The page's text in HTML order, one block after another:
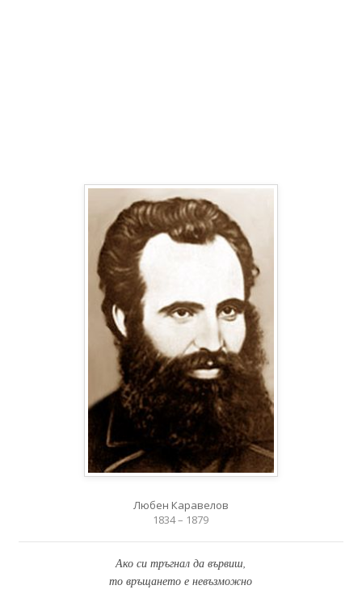
Любен Каравелов
1834 – 1879
Ако си тръгнал да вървиш,
то връщането е невъзможно